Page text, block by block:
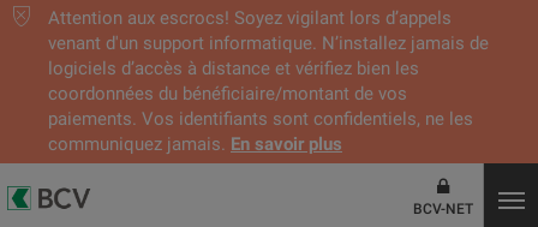
Attention aux escrocs! Soyez vigilant lors d’appels
venant d'un support informatique. N’installez jamais de
logiciels d’accès à distance et vérifiez bien les
coordonnées du bénéficiaire/montant de vos
paiements. Vos identifiants sont confidentiels, ne les
communiquez jamais. En savoir plus
BCV-NET